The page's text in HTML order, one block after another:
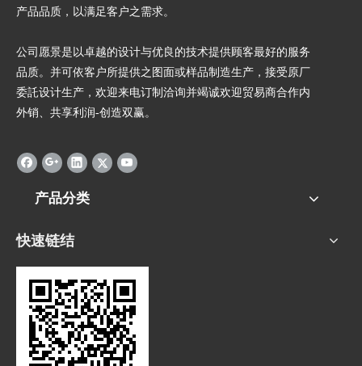
产品品质，以满足客户之需求。
公司愿景是以卓越的设计与优良的技术提供顾客最好的服务
品质。并可依客户所提供之图面或样品制造生产，接受原厂
委託设计生产，欢迎来电订制洽询并竭诚欢迎贸易商合作内
外销、共享利润-创造双赢。
产品分类
快速链结